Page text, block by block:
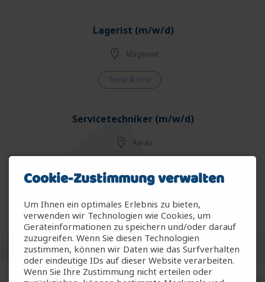
Lagerist (m/w/d)
Mägenwil
Temp & Fest
Servicetechniker (m/w/d)
Aarau
MSAT Product and Process Science Engineer 80-
100% (m/f/d)
Rotkreuz
Temporär
Cookie-Zustimmung verwalten
Um Ihnen ein optimales Erlebnis zu bieten,
verwenden wir Technologien wie Cookies, um
Geräteinformationen zu speichern und/oder darauf
zuzugreifen. Wenn Sie diesen Technologien
zustimmen, können wir Daten wie das Surfverhalten
oder eindeutige IDs auf dieser Website verarbeiten.
Wenn Sie Ihre Zustimmung nicht erteilen oder